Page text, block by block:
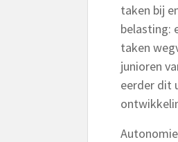
taken bij
belasting:
taken
junioren
eerder dit